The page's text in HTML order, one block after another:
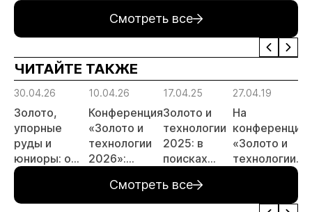
«Россыпное
России»
тонн в 2026
году
заявок
Смотреть все
ЧИТАЙТЕ ТАКЖЕ
30.04.26
Золото,
упорные
руды и
юниоры: о
чём
конференции
10.04.26
Конференция
«Золото и
технологии
2026»:
обсудит
итоги и
17.04.25
Золото и
технологии
2025: в
поисках
развития
27.04.19
На
конференции
«Золото и
технологии»
развития
Смотреть все